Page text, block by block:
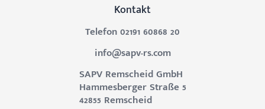
Kontakt
Telefon 02191 60868 20
info@sapv-rs.com
SAPV Remscheid GmbH
Hammesberger Straße 5
42855 Remscheid